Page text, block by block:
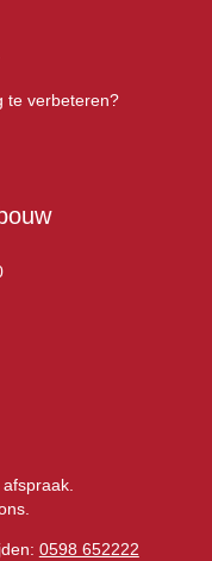
te verbeteren?
0598 652222